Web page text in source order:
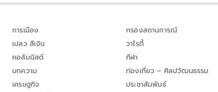
การเมือง
เปลว สีเงิน
คอลัมนิสต์
บทความ
เศรษฐกิจ
กรองสถานการณ์
วาไรตี้
กีฬา
ท่องเที่ยว – ศิลปวัฒนธรรม
ประชาสัมพันธ์